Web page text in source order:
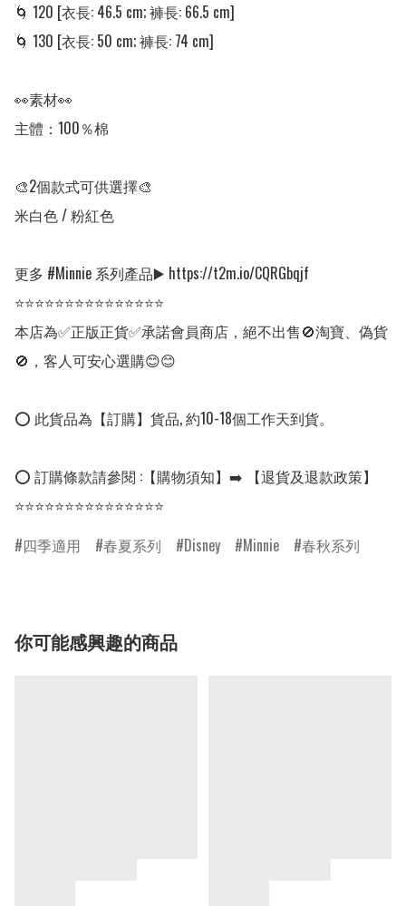
🌀 120 [衣長: 46.5 cm; 褲長: 66.5 cm]
🌀 130 [衣長: 50 cm; 褲長: 74 cm]
👀素材👀
主體：100％棉
🎨2個款式可供選擇🎨
米白色 / 粉紅色
更多 #Minnie 系列產品▶️ https://t2m.io/CQRGbqjf
⭐⭐⭐⭐⭐⭐⭐⭐⭐⭐⭐⭐⭐⭐⭐
本店為✅正版正貨✅承諾會員商店，絕不出售🚫淘寶、偽貨
🚫，客人可安心選購😊😊
⭕ 此貨品為【訂購】貨品, 約10-18個工作天到貨。
⭕ 訂購條款請參閱 :【購物須知】➡️ 【退貨及退款政策】
⭐⭐⭐⭐⭐⭐⭐⭐⭐⭐⭐⭐⭐⭐⭐
四季適用
春夏系列 Disney Minnie 春秋系列
你可能感興趣的商品